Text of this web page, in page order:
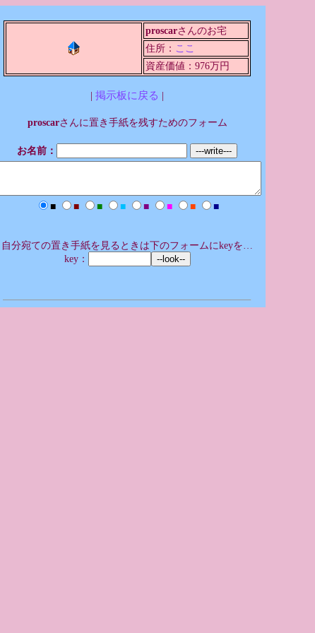
proscarさんのお宅
住所： ここ
資産価値：976万円
| 掲示板に戻る |
proscarさんに置き手紙を残すためのフォーム
お名前：
■ ■ ■ ■ ■ ■ ■ ■
自分宛ての置き手紙を見るときは下のフォームにkeyを…
key：